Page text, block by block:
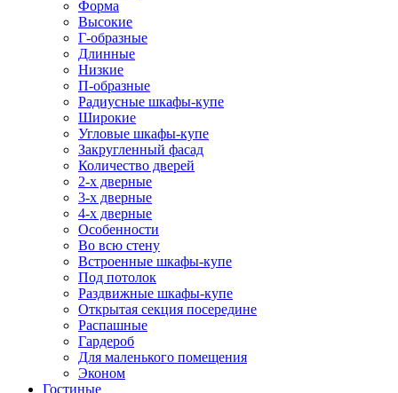
Форма
Высокие
Г-образные
Длинные
Низкие
П-образные
Радиусные шкафы-купе
Широкие
Угловые шкафы-купе
Закругленный фасад
Количество дверей
2-х дверные
3-х дверные
4-х дверные
Особенности
Во всю стену
Встроенные шкафы-купе
Под потолок
Раздвижные шкафы-купе
Открытая секция посередине
Распашные
Гардероб
Для маленького помещения
Эконом
Гостиные